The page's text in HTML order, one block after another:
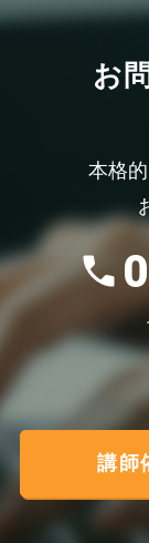
お
本格
講師